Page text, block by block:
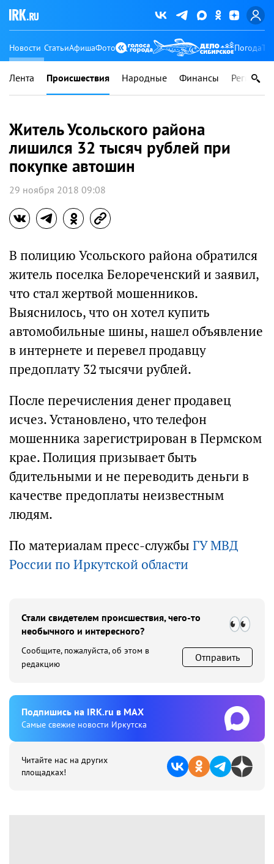
Новости СтатьиАфишаФото Погода
Лента Происшествия Народные Финансы Регионы
Житель Усольского района
лишился 32 тысяч рублей при
покупке автошин
29 ноября 2018 09:08
В полицию Усольского района обратился
житель поселка Белореченский и заявил,
что стал жертвой мошенников.
Выяснилось, что он хотел купить
автомобильные шины, нашел объявление
в интернете и перевел продавцу
предоплату 32 тысячи рублей.
После перечисления денег продавец
исчез. Установлено, что телефон
мошенника зарегистрирован в Пермском
крае. Полиция призывает быть
бдительными и не переводить деньги в
качестве предоплаты неизвестным
людям.
По материалам пресс-службы ГУ МВД
России по Иркутской области
Стали свидетелем происшествия, чего-то
необычного и интересного?
Сообщите, пожалуйста, об этом в
редакцию
Отправить
Подпишиcь на IRK.ru в MAX
Cамые свежие новости Иркутска
Читайте нас на других
площадках!